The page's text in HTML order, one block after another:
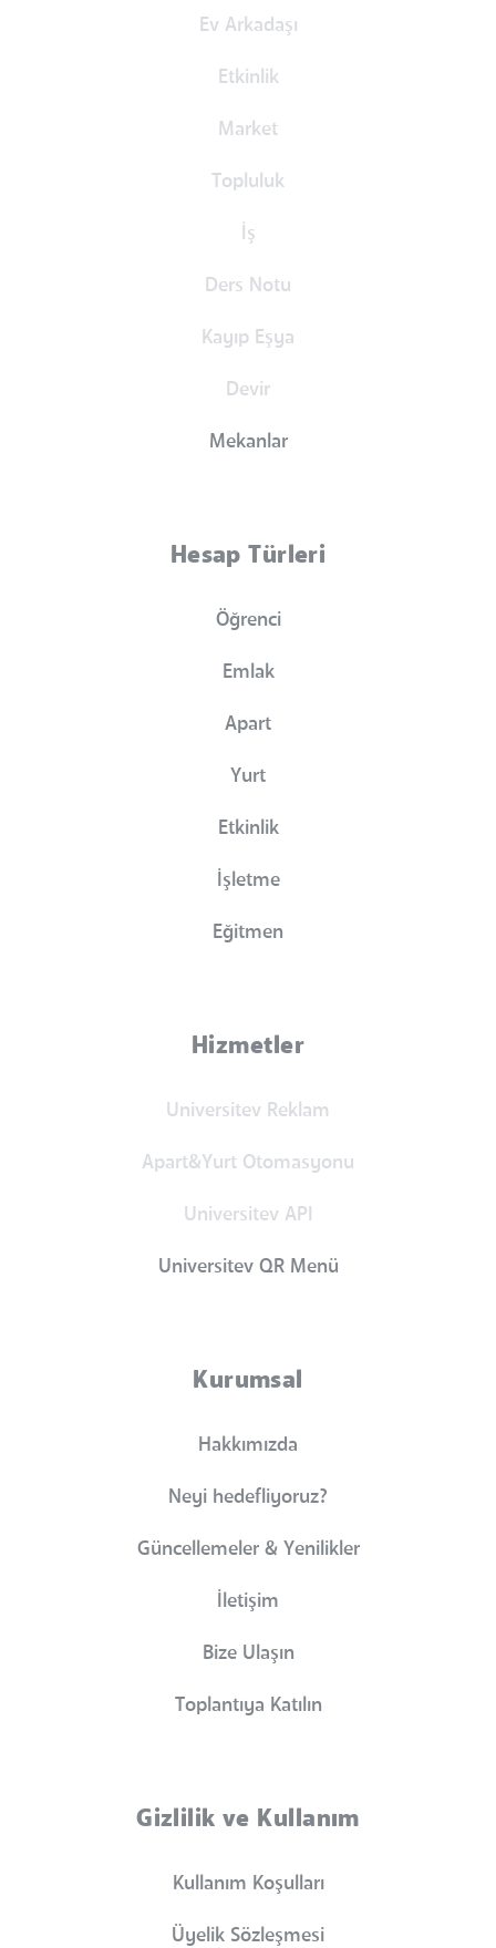
Ev Arkadaşı
Etkinlik
Market
Topluluk
İş
Ders Notu
Kayıp Eşya
Devir
Mekanlar
Hesap Türleri
Öğrenci
Emlak
Apart
Yurt
Etkinlik
İşletme
Eğitmen
Hizmetler
Universitev Reklam
Apart&Yurt Otomasyonu
Universitev API
Universitev QR Menü
Kurumsal
Hakkımızda
Neyi hedefliyoruz?
Güncellemeler & Yenilikler
İletişim
Bize Ulaşın
Toplantıya Katılın
Gizlilik ve Kullanım
Kullanım Koşulları
Üyelik Sözleşmesi